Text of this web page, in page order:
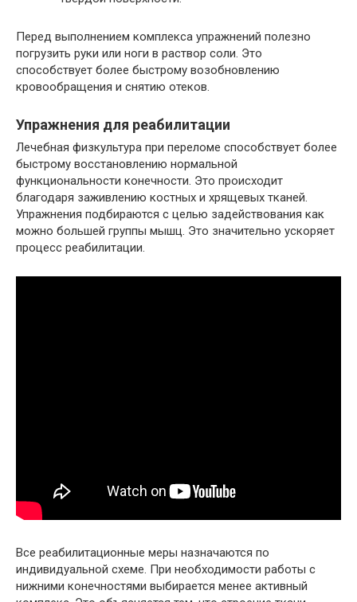
Перед выполнением комплекса упражнений полезно
погрузить руки или ноги в раствор соли. Это
способствует более быстрому возобновлению
кровообращения и снятию отеков.
Упражнения для реабилитации
Лечебная физкультура при переломе способствует более
быстрому восстановлению нормальной
функциональности конечности. Это происходит
благодаря заживлению костных и хрящевых тканей.
Упражнения подбираются с целью задействования как
можно большей группы мышц. Это значительно ускоряет
процесс реабилитации.
Все реабилитационные меры назначаются по
индивидуальной схеме. При необходимости работы с
нижними конечностями выбирается менее активный